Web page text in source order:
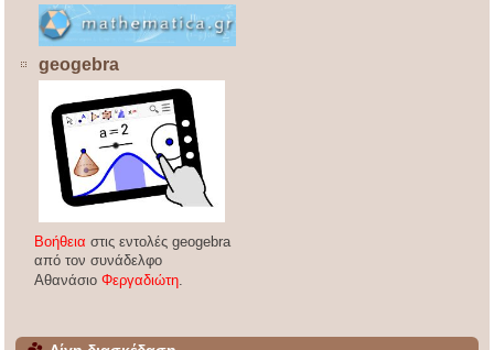
geogebra
Βοήθειαστις εντολές geogebra
από τον συνάδελφο
ΑθανάσιοΦεργαδιώτη.